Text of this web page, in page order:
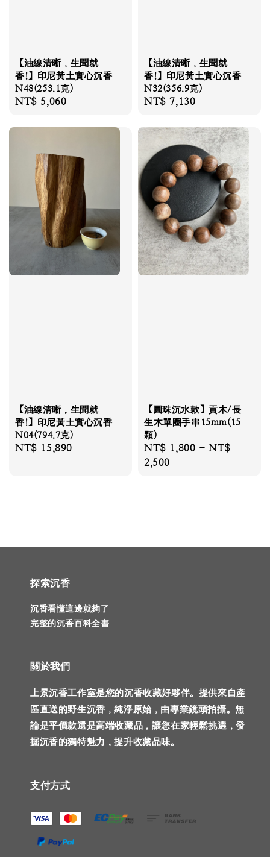
【油線清晰，生聞就
香!】印尼黃土實心沉香
N48(253.1克)
Regular
NT$ 5,060
【油線清晰，生聞就
香!】印尼黃土實心沉香
N32(356.9克)
Regular
NT$ 7,130
【油線清晰，生聞就
香!】印尼黃土實心沉香
N04(794.7克)
Regular
NT$ 15,890
【圓珠沉水款】貢木/長
生木單圈手串15mm(15
顆)
Regular
price
NT$ 1,800 -NT$
2,500
探索沉香
沉香看懂這邊就夠了
完整的沉香百科全書
關於我們
上景沉香工作室是您的沉香收藏好夥伴。提供來自產
區直送的野生沉香，純淨原始，由專業鏡頭拍攝。無
論是平價款還是高端收藏品，讓您在家輕鬆挑選，發
掘沉香的獨特魅力，提升收藏品味。
支付方式